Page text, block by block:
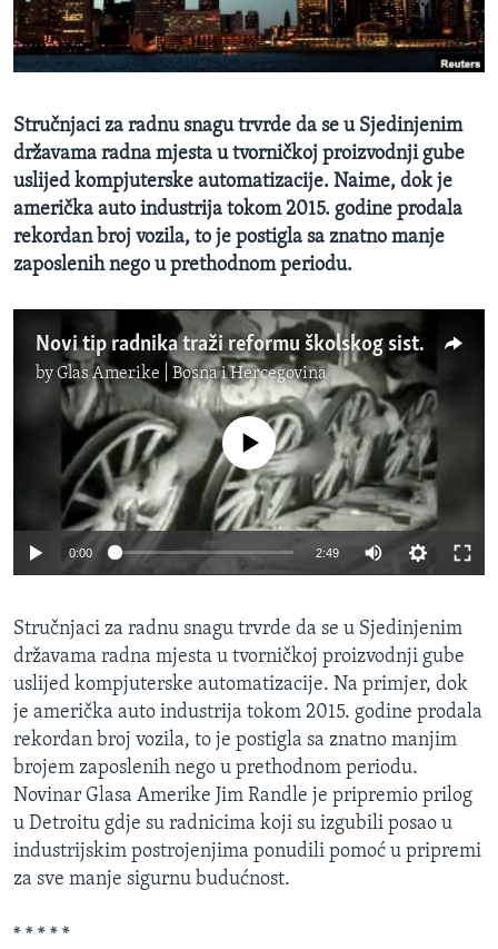
MAGAZIN
O GLASU AMERIKE
Learning English
PRATITE NAS
Stručnjaci za radnu snagu trvrde da se u Sjedinjenim
državama radna mjesta u tvorničkoj proizvodnji gube
uslijed kompjuterske automatizacije. Naime, dok je
američka auto industrija tokom 2015. godine prodala
rekordan broj vozila, to je postigla sa znatno manje
zaposlenih nego u prethodnom periodu.
Novi tip radnika traži reformu školskog sistema
byGlas Amerike | Bosna i Hercegovina
No media source currently available
0:00 2:49
Stručnjaci za radnu snagu trvrde da se u Sjedinjenim
državama radna mjesta u tvorničkoj proizvodnji gube
uslijed kompjuterske automatizacije. Na primjer, dok
je američka auto industrija tokom 2015. godine prodala
rekordan broj vozila, to je postigla sa znatno manjim
brojem zaposlenih nego u prethodnom periodu.
Novinar Glasa Amerike Jim Randle je pripremio prilog
u Detroitu gdje su radnicima koji su izgubili posao u
industrijskim postrojenjima ponudili pomoć u pripremi
za sve manje sigurnu budućnost.
* * * * *